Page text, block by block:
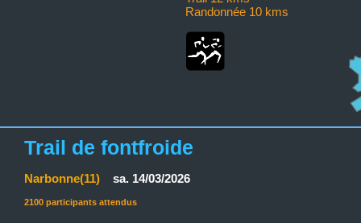
Randonnée 10 kms
Trail de fontfroide
Narbonne(11) sa. 14/03/2026
2100 participants attendus